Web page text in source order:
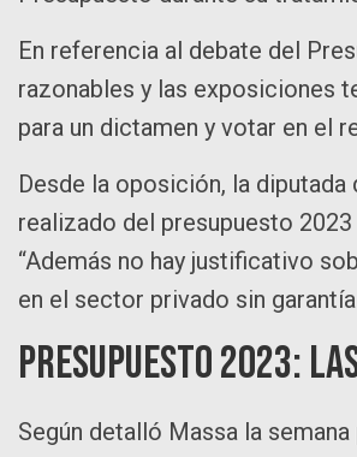
En referencia al debate del
razonables y las exposiciones
para un dictamen y votar en el
Desde la oposición, la diputada
realizado del presupuesto
“Además no hay justificativo
en el sector privado sin
Presupuesto 2023:
Según detalló Massa la